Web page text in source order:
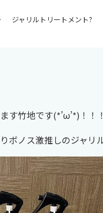
ジャリルトリートメント?
す竹地です(*’ω’*)！！！
ボノス激推しのジャ